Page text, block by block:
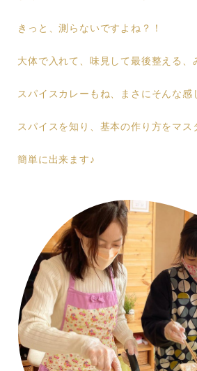
きっと、測らないですよね？！
大体で入れて、味見して最後整える、
スパイスカレーもね、まさにそんな感
スパイスを知り、基本の作り方をマス
簡単に出来ます♪